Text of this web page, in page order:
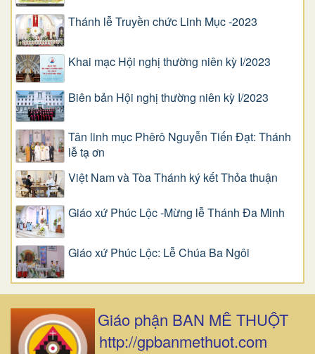
Thánh lễ Truyền chức Linh Mục -2023
Khai mạc Hội nghị thường niên kỳ I/2023
Biên bản Hội nghị thường niên kỳ I/2023
Tân linh mục Phêrô Nguyễn Tiến Đạt: Thánh
lễ tạ ơn
Việt Nam và Tòa Thánh ký kết Thỏa thuận
Giáo xứ Phúc Lộc -Mừng lễ Thánh Đa Minh
Giáo xứ Phúc Lộc: Lễ Chúa Ba Ngôi
Giáo phận BAN MÊ THUỘT
http://gpbanmethuot.com